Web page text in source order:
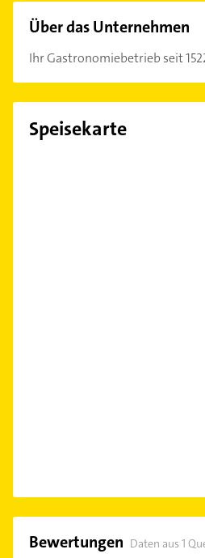
Über das Unternehmen
Ihr Gastronomiebetrieb seit
Speisekarte
Bewertungen Daten aus 1